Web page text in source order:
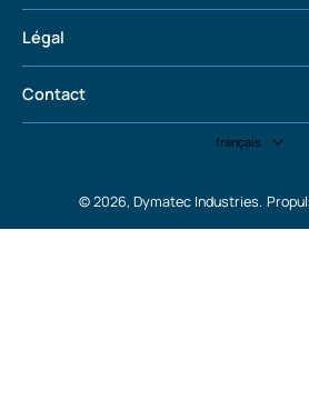
Légal
Contact
français
© 2026, Dymatec Industries.